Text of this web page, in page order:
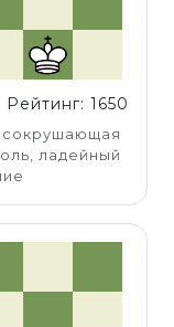
Рейтинг: 1650
сокрушающая
ладейный